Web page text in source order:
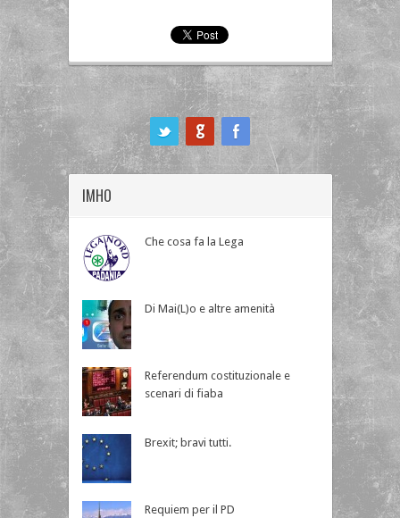
IMHO
Che cosa fa la Lega
Di Mai(L)o e altre amenità
Referendum costituzionale e
scenari di fiaba
Brexit; bravi tutti.
Requiem per il PD